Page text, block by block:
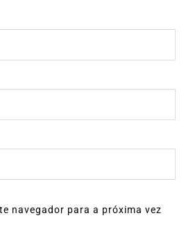
navegador para a próxima vez